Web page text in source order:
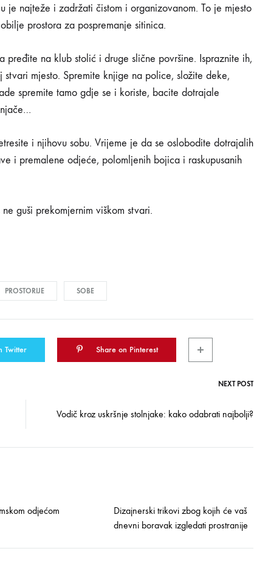
je najteže i zadržati čistom i organizovanom. To je mjesto
prostora za pospremanje sitinica.
na klub stolić i druge slične površine. Ispraznite ih,
mjesto. Spremite knjige na police, složite deke,
spremite tamo gdje se i koriste, bacite dotrajale
i njihovu sobu. Vrijeme je da se oslobodite dotrajalih
i premalene odjeće, polomljenih bojica i raskupusanih
guši prekomjernim viškom stvari.
PROSTORIJE SOBE
Twitter Share on Pinterest
NEXT POST
Vodič kroz uskršnje stolnjake: kako odabrati najbolji?
odjećom
Dizajnerski trikovi zbog kojih će vaš
dnevni boravak izgledati prostranije